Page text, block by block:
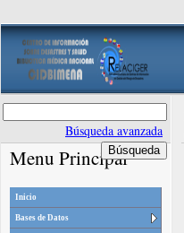
Búsqueda avanzada
Menu Principal
Inicio
Bases de Datos